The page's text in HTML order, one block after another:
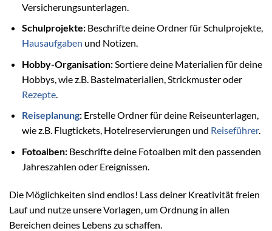
Versicherungsunterlagen.
Schulprojekte:Beschrifte deine Ordner für Schulprojekte,
Hausaufgaben und Notizen.
Hobby-Organisation:Sortiere deine Materialien für deine
Hobbys, wie z.B. Bastelmaterialien, Strickmuster oder
Rezepte.
Reiseplanung:Erstelle Ordner für deine Reiseunterlagen,
wie z.B. Flugtickets, Hotelreservierungen und Reiseführer.
Fotoalben:Beschrifte deine Fotoalben mit den passenden
Jahreszahlen oder Ereignissen.
Die Möglichkeiten sind endlos! Lass deiner Kreativität freien
Lauf und nutze unsere Vorlagen, um Ordnung in allen
Bereichen deines Lebens zu schaffen.